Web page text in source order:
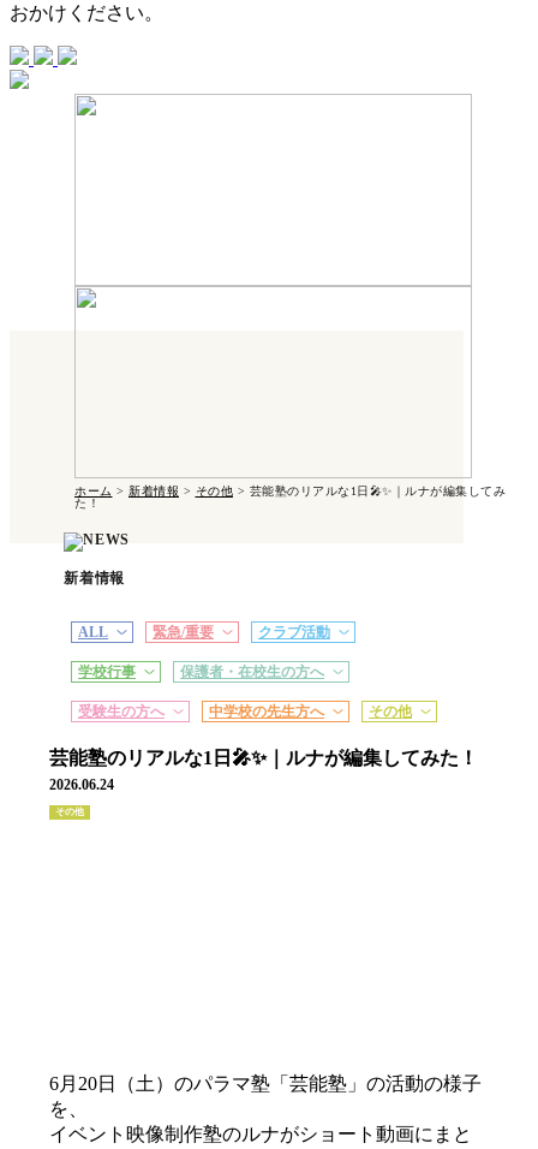
おかけください。
ホーム > 新着情報 > その他 > 芸能塾のリアルな1日🎤✨｜ルナが編集してみ
た！
新着情報
ALL 緊急/重要 クラブ活動
学校行事 保護者・在校生の方へ
受験生の方へ 中学校の先生方へ その他
芸能塾のリアルな1日🎤✨｜ルナが編集してみた！
2026.06.24
その他
6月20日（土）のパラマ塾「芸能塾」の活動の様子
を、
イベント映像制作塾のルナがショート動画にまと